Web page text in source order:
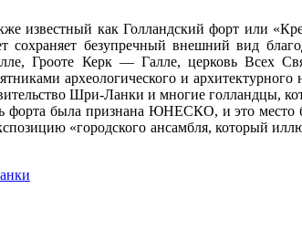
известный как Голландский форт или
сохраняет безупречный внешний вид
Грооте Керк — Галле, церковь Всех
археологического и
Шри-Ланки и многие голландцы,
форта была признана ЮНЕСКО, и это
«городского ансамбля, который